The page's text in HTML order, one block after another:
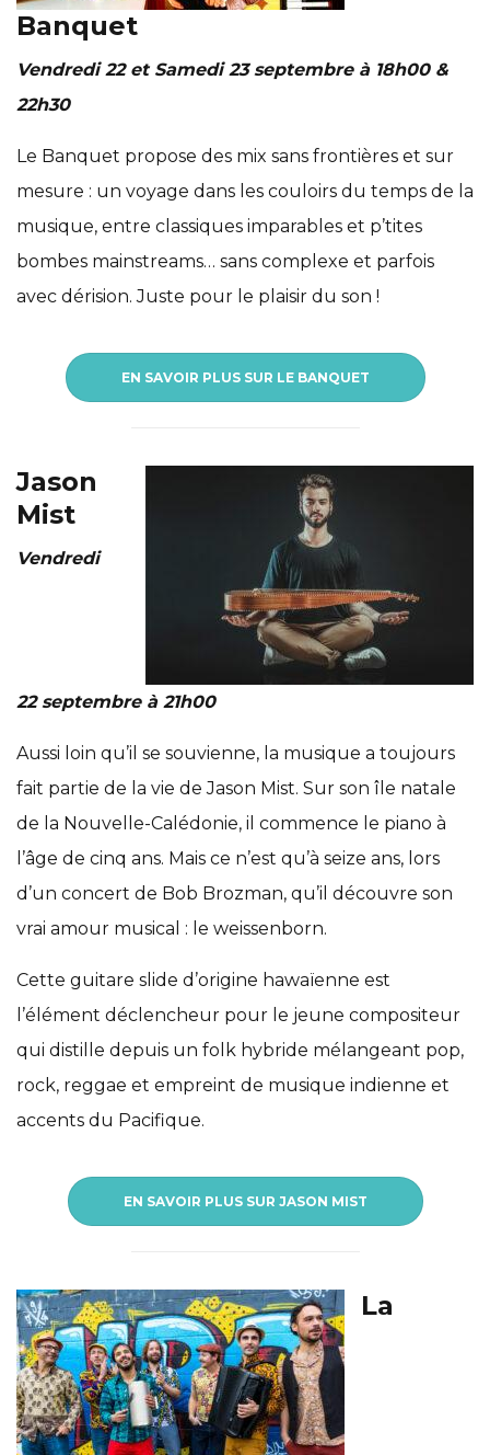
Banquet
Vendredi 22 et Samedi 23 septembre à 18h00 &
22h30
Le Banquet propose des mix sans frontières et sur
mesure : un voyage dans les couloirs du temps de la
musique, entre classiques imparables et p’tites
bombes mainstreams… sans complexe et parfois
avec dérision. Juste pour le plaisir du son !
EN SAVOIR PLUS SUR LE BANQUET
Jason
Mist
Vendredi
22 septembre à 21h00
Aussi loin qu’il se souvienne, la musique a toujours
fait partie de la vie de Jason Mist. Sur son île natale
de la Nouvelle-Calédonie, il commence le piano à
l’âge de cinq ans. Mais ce n’est qu’à seize ans, lors
d’un concert de Bob Brozman, qu’il découvre son
vrai amour musical : le weissenborn.
Cette guitare slide d’origine hawaïenne est
l’élément déclencheur pour le jeune compositeur
qui distille depuis un folk hybride mélangeant pop,
rock, reggae et empreint de musique indienne et
accents du Pacifique.
EN SAVOIR PLUS SUR JASON MIST
La